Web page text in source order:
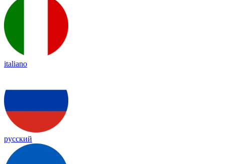
italiano
русский